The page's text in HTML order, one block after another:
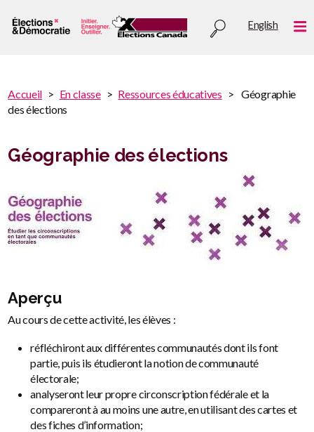
au
Utility
English
You
here
You
are
Accueil En classe Ressources éducatives
Géographie
des élections
Géographie des élections
Aperçu
Au cours de cette activité, les élèves :
réfléchiront aux différentes communautés dont ils font
partie, puis ils étudieront la notion de communauté
électorale;
analyseront leur propre circonscription fédérale et la
compareront à au moins une autre, en utilisant des cartes et
des fiches d’information;